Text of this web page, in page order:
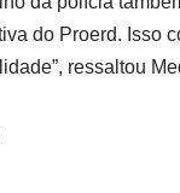
do Proerd. Isso
ressaltou